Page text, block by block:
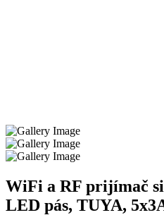
WiFi a RF prijímač
LED pás, TUYA,